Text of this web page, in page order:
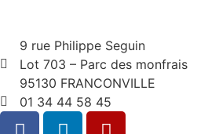
9 rue Philippe Seguin
Lot 703 – Parc des monfrais
95130 FRANCONVILLE
01 34 44 58 45